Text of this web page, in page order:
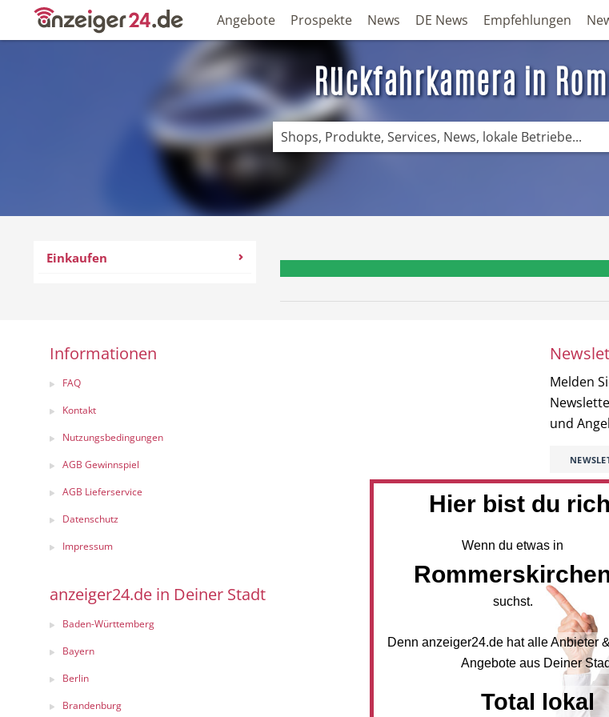
Angebote Prospekte News DE News Empfehlungen
Rückfahrkamera in
Einkaufen
Informationen
FAQ
Kontakt
Nutzungsbedingungen
AGB Gewinnspiel
AGB Lieferservice
Datenschutz
Impressum
anzeiger24.de in Deiner Stadt
Baden-Württemberg
Bayern
Berlin
Brandenburg
Melden
und
Hier bist du
Wenn du etwas in
suchst.
Denn anzeiger24.de hat alle Anbieter
Angebote aus Deiner
Total lokal